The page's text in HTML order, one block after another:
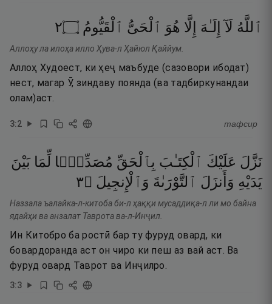
ٱللَّهُ لَآ إِلَـٰهَ إِلَّا هُوَ ٱلْحَىُّ ٱلْقَيُّومُ ۝٢
Аллоҳу ла илоҳа илло Ҳува-л Ҳайюл Қаййум.
Аллоҳ Худоест, ки ҳеҷ маъбуде (сазовори ибодат)
нест, магар Ӯ, зиндаву поянда (ва тадбиркунандаи
олам)аст.
3:2 тафсир
نَزَّلَ عَلَيْكَ ٱلْكِتَـٰبَ بِٱلْحَقِّ مُصَدِّقًۭا لِّمَا بَيْنَ
يَدَيْهِ وَأَنزَلَ ٱلتَّوْرَىٰةَ وَٱلْإِنجِيلَ ۝٣
Наззала ъалайка-л-китоба би-л ҳаққи мусаддиқа-л ли мо байна
ядайҳи ва анзалат Таврота ва-л-Инҷил.
Ин Китобро ба ростӣ бар ту фуруд овард, ки
бовардоранда аст он чиро ки пеш аз вай аст. Ва
фуруд овард Таврот ва Инҷилро.
3:3